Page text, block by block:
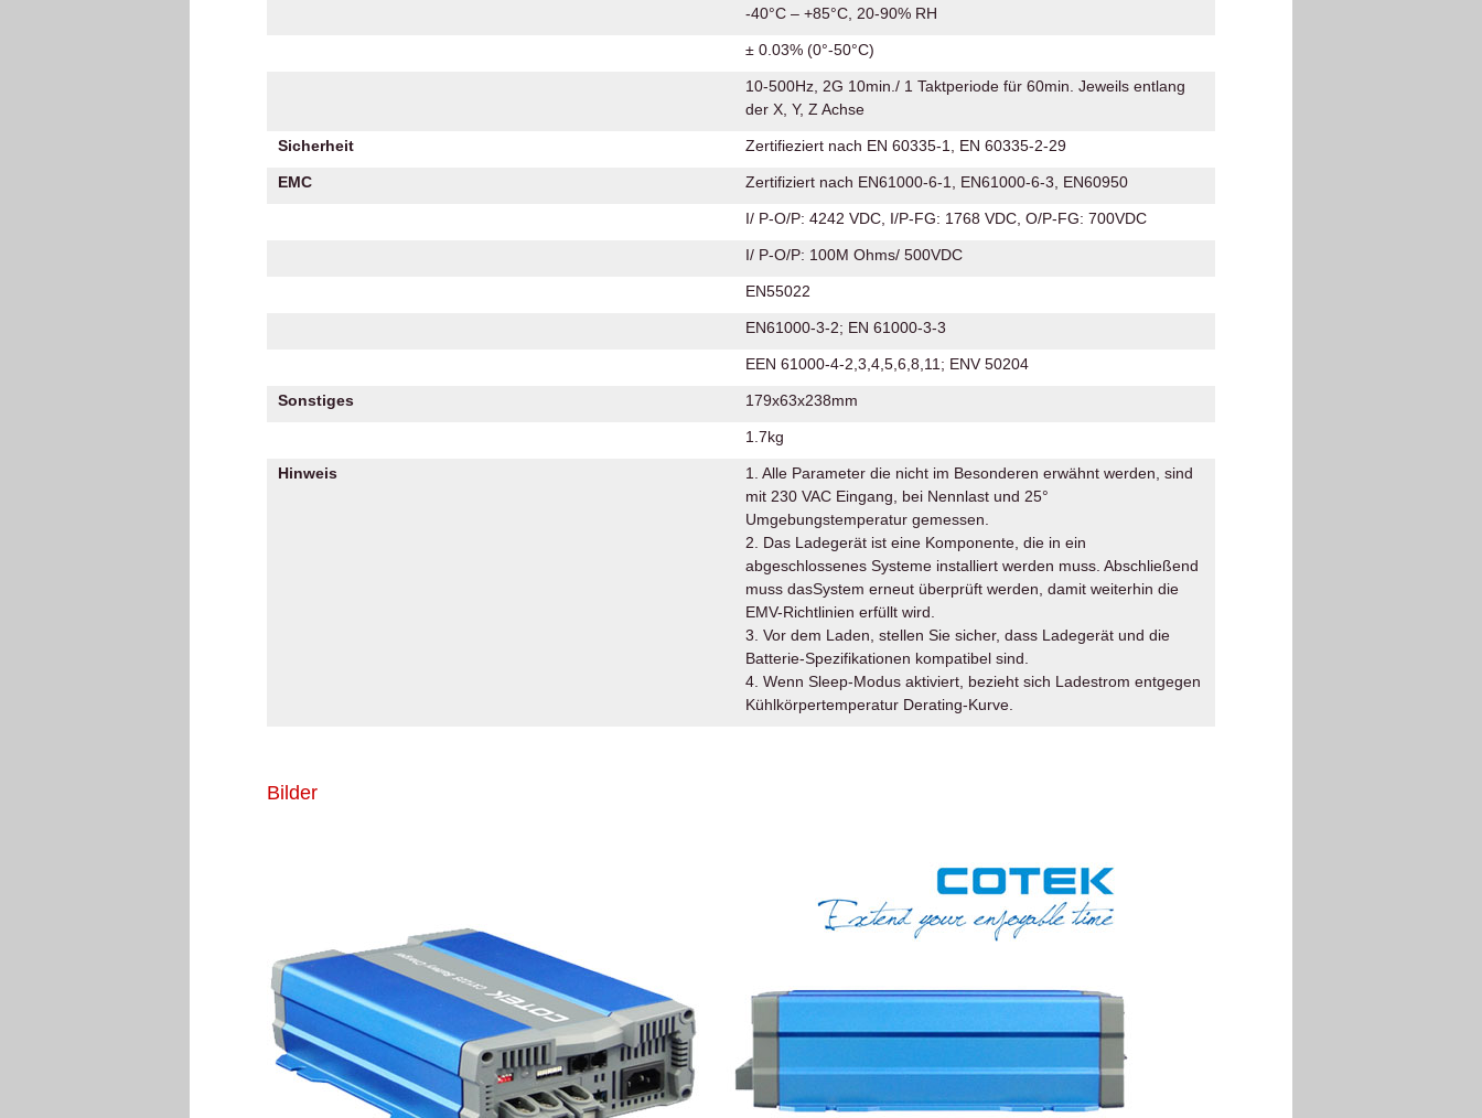
-40°C – +85°C, 20-90% RH
± 0.03% (0°-50°C)
10-500Hz, 2G 10min./ 1 Taktperiode für 60min. Jeweils entlang
der X, Y, Z Achse
Sicherheit Zertifieziert nach EN 60335-1, EN 60335-2-29
EMC Zertifiziert nach EN61000-6-1, EN61000-6-3, EN60950
I/ P-O/P: 4242 VDC, I/P-FG: 1768 VDC, O/P-FG: 700VDC
I/ P-O/P: 100M Ohms/ 500VDC
EN55022
EN61000-3-2; EN 61000-3-3
EEN 61000-4-2,3,4,5,6,8,11; ENV 50204
Sonstiges 179x63x238mm
1.7kg
Hinweis
1. Alle Parameter die nicht im Besonderen erwähnt werden, sind
mit 230 VAC Eingang, bei Nennlast und 25°
Umgebungstemperatur gemessen.
2. Das Ladegerät ist eine Komponente, die in ein
abgeschlossenes Systeme installiert werden muss. Abschließend
muss dasSystem erneut überprüft werden, damit weiterhin die
EMV-Richtlinien erfüllt wird.
3. Vor dem Laden, stellen Sie sicher, dass Ladegerät und die
Batterie-Spezifikationen kompatibel sind.
4. Wenn Sleep-Modus aktiviert, bezieht sich Ladestrom entgegen
Kühlkörpertemperatur Derating-Kurve.
Bilder